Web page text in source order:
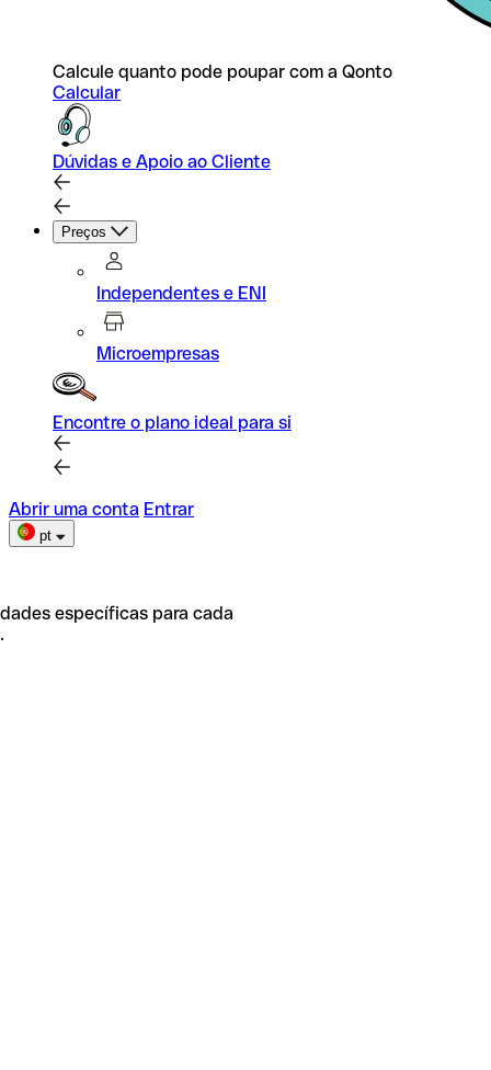
Calcule quanto pode poupar com a Qonto
Calcular
Dúvidas e Apoio ao Cliente
Preços
Independentes e ENI
Microempresas
Encontre o plano ideal para si
Abrir uma conta Entrar
pt
específicas para cada